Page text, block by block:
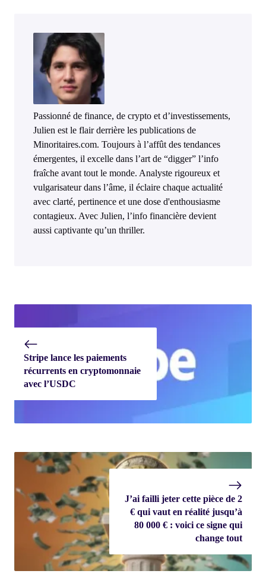
Passionné de finance, de crypto et d’investissements,
Julien est le flair derrière les publications de
Minoritaires.com. Toujours à l’affût des tendances
émergentes, il excelle dans l’art de “digger” l’info
fraîche avant tout le monde. Analyste rigoureux et
vulgarisateur dans l’âme, il éclaire chaque actualité
avec clarté, pertinence et une dose d'enthousiasme
contagieux. Avec Julien, l’info financière devient
aussi captivante qu’un thriller.
Stripe lance les paiements
récurrents en cryptomonnaie
avec l’USDC
J’ai failli jeter cette pièce de 2
€ qui vaut en réalité jusqu’à
80 000 € : voici ce signe qui
change tout